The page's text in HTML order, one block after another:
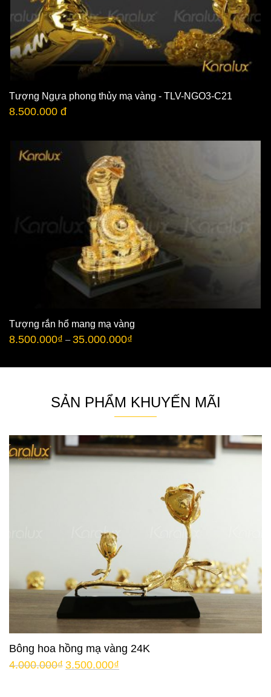
Tượng Ngựa phong thủy mạ vàng - TLV-NGO3-C21
8.500.000 đ
Tượng rắn hổ mang mạ vàng
8.500.000₫ –35.000.000₫
SẢN PHẨM KHUYẾN MÃI
Bông hoa hồng mạ vàng 24K
4.000.000₫ 3.500.000₫